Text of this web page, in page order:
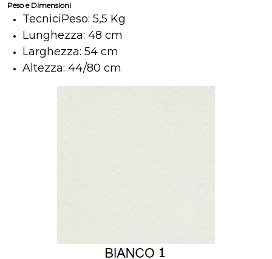
Peso e Dimensioni
TecniciPeso: 5,5 Kg
Lunghezza: 48 cm
Larghezza: 54 cm
Altezza: 44/80 cm